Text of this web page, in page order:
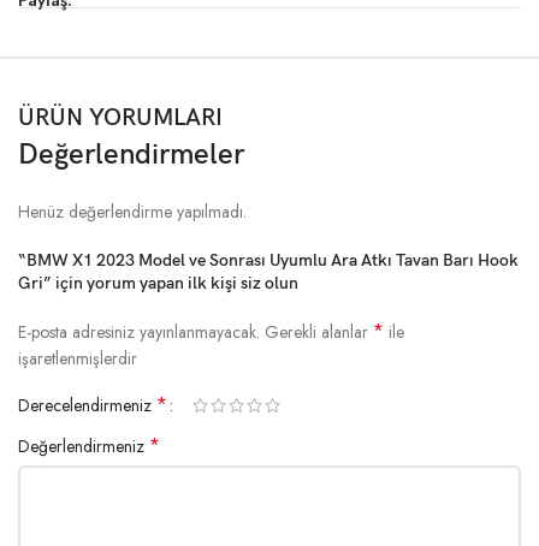
ÜRÜN YORUMLARI
Değerlendirmeler
Henüz değerlendirme yapılmadı.
“BMW X1 2023 Model ve Sonrası Uyumlu Ara Atkı Tavan Barı Hook
Gri” için yorum yapan ilk kişi siz olun
E-posta adresiniz yayınlanmayacak. Gerekli alanlar * ile
işaretlenmişlerdir
Derecelendirmeniz *
Değerlendirmeniz *